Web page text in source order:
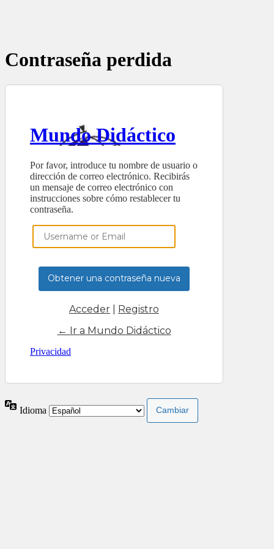
Contraseña perdida
Mundo Didáctico
Por favor, introduce tu nombre de usuario o
dirección de correo electrónico. Recibirás
un mensaje de correo electrónico con
instrucciones sobre cómo restablecer tu
contraseña.
Acceder
Registro
← Ir a Mundo Didáctico
Privacidad
Idioma